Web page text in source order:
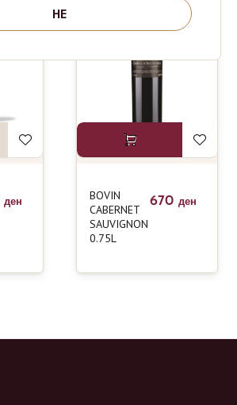
ден
BOVIN
CABERNET
SAUVIGNON
0.75L
670 ден
НЕ